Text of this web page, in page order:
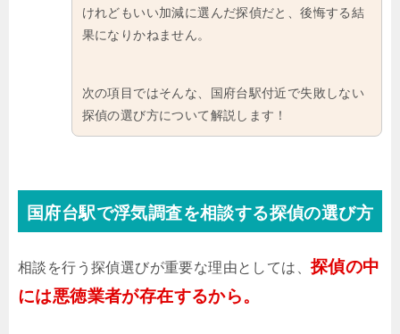
けれどもいい加減に選んだ探偵だと、後悔する結
果になりかねません。
次の項目ではそんな、国府台駅付近で失敗しない
探偵の選び方について解説します！
国府台駅で浮気調査を相談する探偵の選び方
相談を行う探偵選びが重要な理由としては、 探偵の中
には悪徳業者が存在するから。